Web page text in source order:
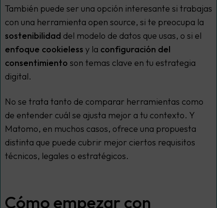
También puede ser una opción interesante si trabajas
con una herramienta open source, si te preocupa la
sostenibilidad del modelo de datos que usas, o si el
enfoque cookieless y la configuración del
consentimiento son temas clave en tu estrategia
digital.
No se trata tanto de comparar herramientas como
de entender cuál se ajusta mejor a tu contexto. Y
Matomo, en muchos casos, ofrece una propuesta
distinta que puede cubrir mejor ciertos requisitos
técnicos, legales o estratégicos.
Cómo empezar con